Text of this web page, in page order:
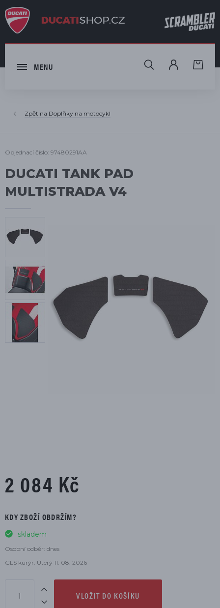
MENU HLEDAT
Doplňky na motocykl
Objednací číslo: 97480291AA
DUCATI TANK PAD
MULTISTRADA V4
2 084 Kč
KDY ZBOŽÍ OBDRŽÍM?
skladem
Osobní odběr: dnes
GLS kurýr: Úterý 11. 08. 2026
VLOŽIT DO KOŠÍKU